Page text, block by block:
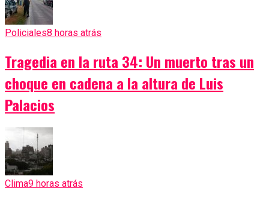
Policiales8 horas atrás
Tragedia en la ruta 34: Un muerto tras un
choque en cadena a la altura de Luis
Palacios
Clima9 horas atrás